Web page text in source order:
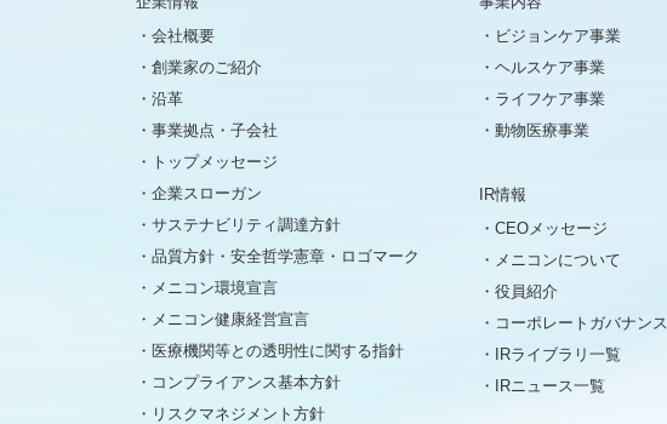
会社概要
創業家のご紹介
沿革
事業拠点・子会社
トップメッセージ
企業スローガン
サステナビリティ調達方針
品質方針・安全哲学憲章・ロゴマーク
メニコン環境宣言
メニコン健康経営宣言
医療機関等との透明性に関する指針
コンプライアンス基本方針
リスクマネジメント方針
ビジョンケア事業
ヘルスケア事業
ライフケア事業
動物医療事業
IR情報
CEOメッセージ
メニコンについて
役員紹介
コーポレートガバナンス
IRライブラリ一覧
IRニュース一覧